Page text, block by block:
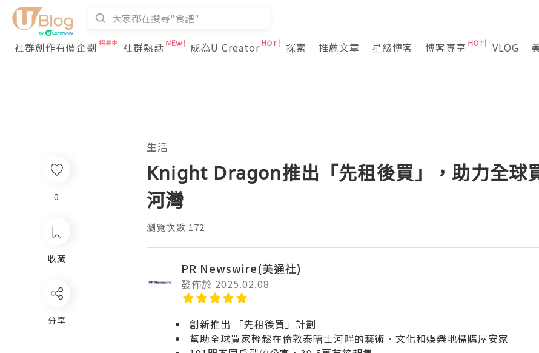
社群創作有價企劃
社群熱話 成為U Creator 探索 推薦文章 星級博客 博客專享 VLOG
0
收藏
分享
生活
Knight Dragon推出「先租後買」，助力全球
河灣
瀏覽次數:172
PR Newswire(美通社)
發佈於 2025.02.08
創新推出 「先租後買」計劃
幫助全球買家輕鬆在倫敦泰晤士河畔的藝術、文化和娛樂地標購屋安家